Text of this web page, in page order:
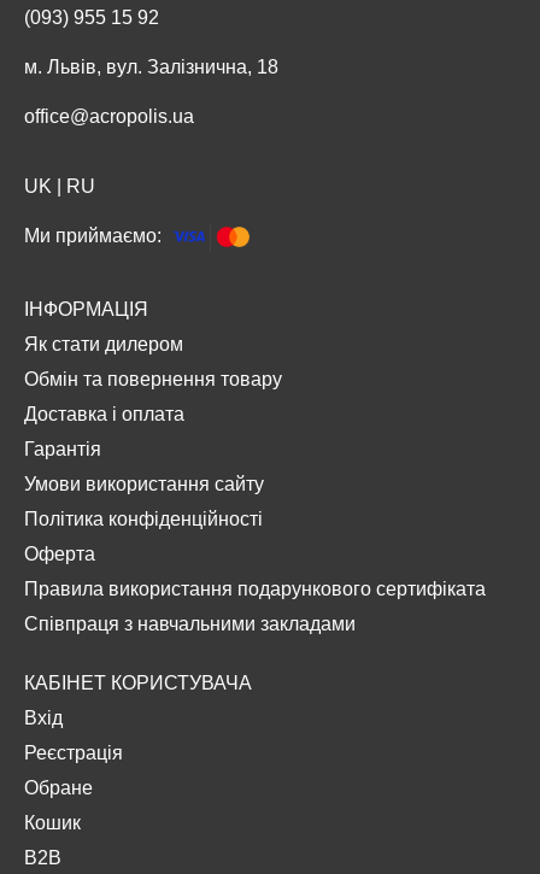
(093) 955 15 92
м. Львів, вул. Залізнична, 18
office@acropolis.ua
UK RU
Ми приймаємо:
ІНФОРМАЦІЯ
Як стати дилером
Обмін та повернення товару
Доставка і оплата
Гарантія
Умови використання сайту
Політика конфіденційності
Оферта
Правила використання подарункового сертифіката
Співпраця з навчальними закладами
КАБІНЕТ КОРИСТУВАЧА
Вхід
Реєстрація
Обране
Кошик
B2B